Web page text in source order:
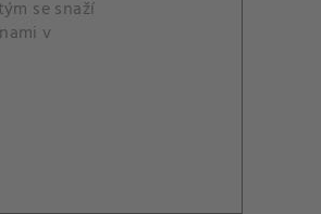
se snaží
v